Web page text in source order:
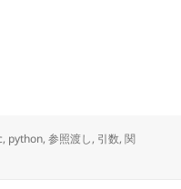
, python,参照渡し, 引数,関
に